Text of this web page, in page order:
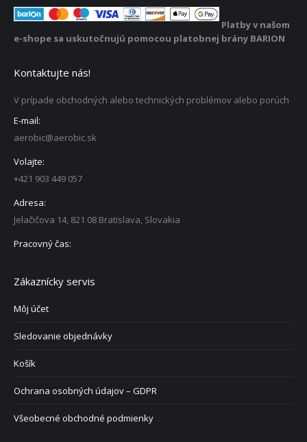
Platby v našom
e-shope sa uskutočnujú pomocou platobnej brány BARION
Kontaktujte nás!
V prípade obchodných alebo technických problémov alebo porúch
E-mail:
aerobic@aerobic.sk
Volajte:
+421 903 449 057
Adresa:
Jelačičova 14, 821 08 Bratislava, Slovakia
Pracovný čas:
Zákaznícky servis
Môj účet
Sledovanie objednávky
Košík
Ochrana osobných údajov – GDPR
Všeobecné obchodné podmienky